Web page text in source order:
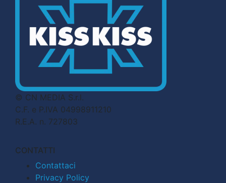
© CN MEDIA S.r.l.
C.F. e P.IVA 04998911210
R.E.A. n. 727803
CONTATTI
Contattaci
Privacy Policy